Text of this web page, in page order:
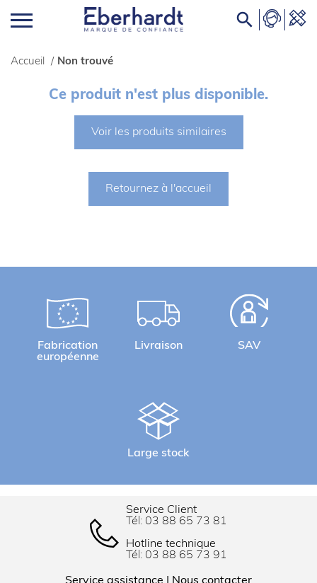

Accueil / Non trouvé
Ce produit n'est plus disponible.
Voir les produits similaires
Retournez à l'accueil
Fabrication
européenne
Livraison SAV
Large stock
Service Client
Tél: 03 88 65 73 81
Hotline technique
Tél: 03 88 65 73 91